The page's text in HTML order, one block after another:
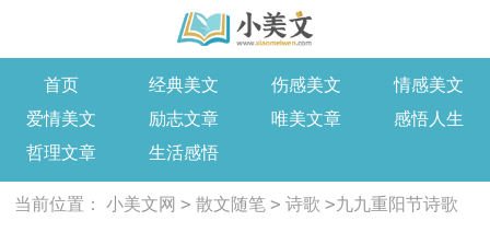
首页 经典美文 伤感美文
情感美文
爱情美文
励志文章 唯美文章
感悟人生
哲理文章
生活感悟
当前位置： 小美文网 > 散文随笔 > 诗歌 >九九重阳节诗歌